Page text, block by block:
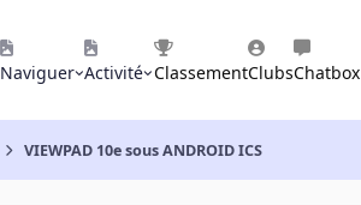
Naviguer Activité ClassementClubsChatbox
VIEWPAD 10e sous ANDROID ICS